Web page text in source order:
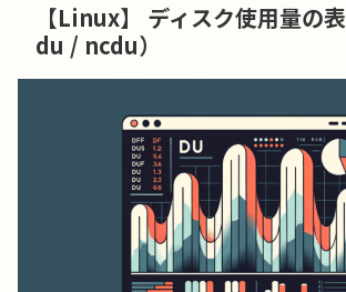
【Linux】 ディスク使用量の
du / ncdu）